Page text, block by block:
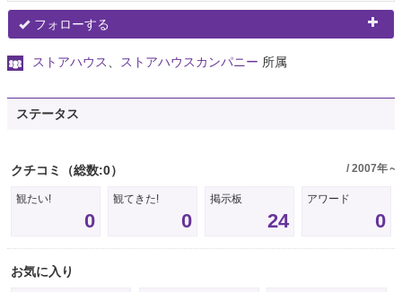
フォローする
ストアハウス ストアハウスカンパニー 所属
ステータス
クチコミ （総数:0） / 2007年～
観たい!
0
観てきた!
0
掲示板
24
アワード
0
お気に入り